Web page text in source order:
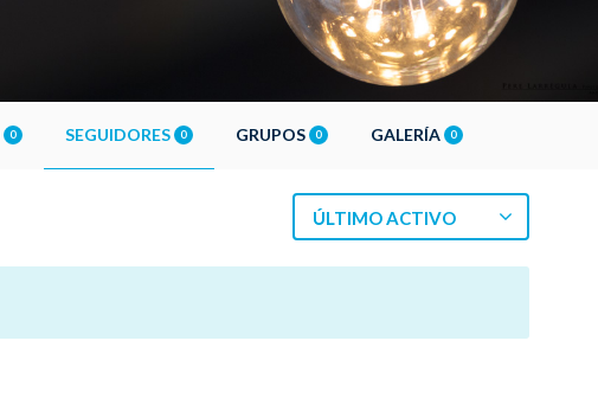
0 SEGUIDORES 0 GRUPOS 0 GALERÍA 0
ÚLTIMO ACTIVO